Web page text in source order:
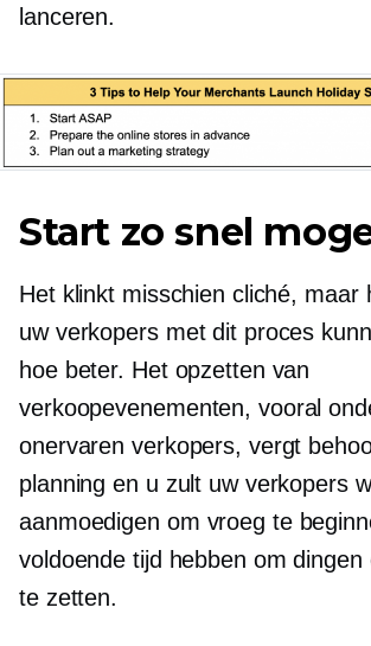
lanceren.
Start zo snel
Het klinkt misschien cliché, maar
uw verkopers met dit proces
hoe beter. Het opzetten van
verkoopevenementen, vooral
onervaren verkopers, vergt
planning en u zult uw verkopers
aanmoedigen om vroeg te
voldoende tijd hebben om
te zetten.